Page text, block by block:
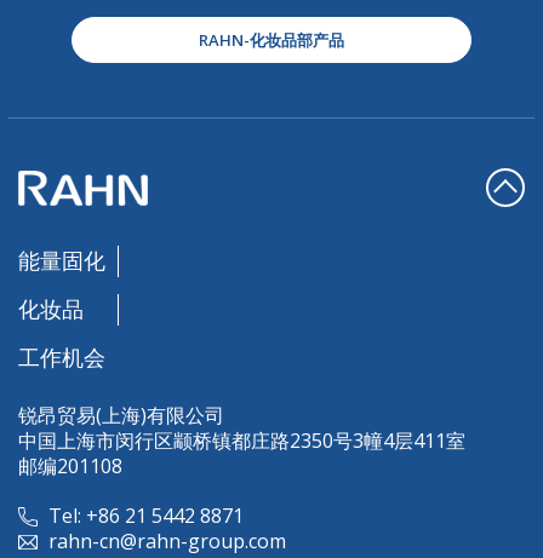
RAHN-化妆品部产品
锐昂贸易(上海)有限公司
中国上海市闵行区颛桥镇都庄路2350号3幢4层411室
邮编201108
Tel: +86 21 5442 8871
rahn-cn@rahn-group.com
能量固化
化妆品
工作机会